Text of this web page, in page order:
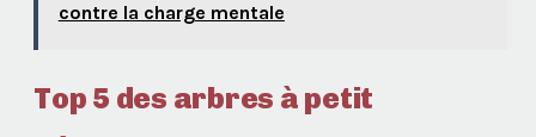
contre la charge mentale
Top 5 des arbres à petit